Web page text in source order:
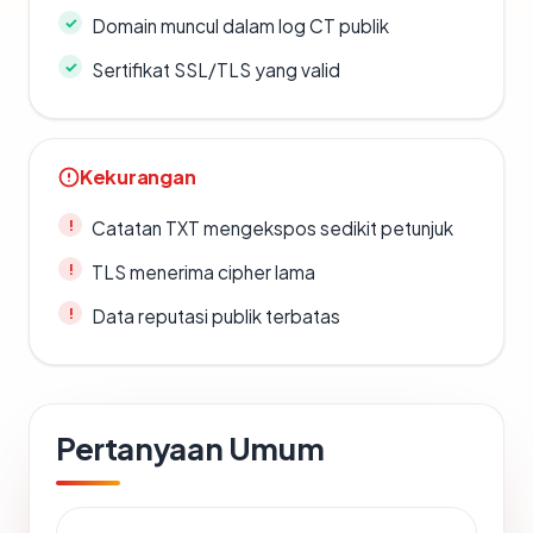
Domain muncul dalam log CT publik
Sertifikat SSL/TLS yang valid
Kekurangan
Catatan TXT mengekspos sedikit petunjuk
TLS menerima cipher lama
Data reputasi publik terbatas
Pertanyaan Umum